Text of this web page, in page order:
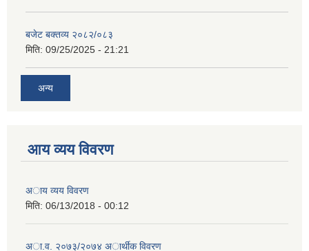
बजेट बक्तव्य २०८२/०८३
मिति: 09/25/2025 - 21:21
अन्य
आय व्यय विवरण
अाय व्यय विवरण
मिति: 06/13/2018 - 00:12
अा.व. २०७३/२०७४ अार्थीक विवरण